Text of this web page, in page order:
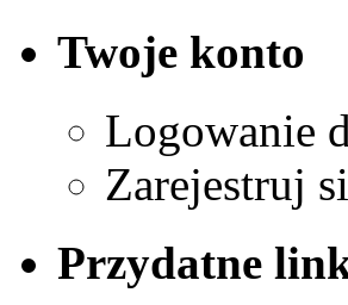
Twoje konto
Logowanie
Zarejestruj
Przydatne